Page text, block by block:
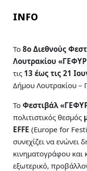
INFO
To8ο Διεθνούς
Λουτρακίου
τις 13 έως τις 21
Δήμου Λουτρακίου
ΤοΦεστιβάλ
πολιτιστικός θεσμός
EFFE (Europe for
συνεχίζει να ενώνει
κινηματογράφου και
εξωτερικό,